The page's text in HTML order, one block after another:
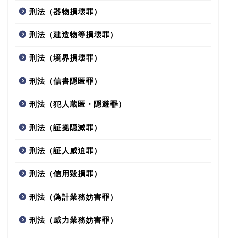
刑法（器物損壊罪）
刑法（建造物等損壊罪）
刑法（境界損壊罪）
刑法（信書隠匿罪）
刑法（犯人蔵匿・隠避罪）
刑法（証拠隠滅罪）
刑法（証人威迫罪）
刑法（信用毀損罪）
刑法（偽計業務妨害罪）
刑法（威力業務妨害罪）